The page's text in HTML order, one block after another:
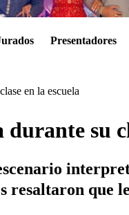
Presentadores
en la escuela
su
resaltaron que